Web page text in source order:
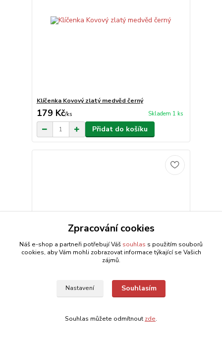
Klíčenka Kovový zlatý medvěd černý
179 Kč/ks Skladem 1 ks
Přidat do košíku
/ks Skladem 2 ks
Zpracování cookies
Náš e-shop a partneři potřebují Váš souhlas s použitím souborů
cookies, aby Vám mohli zobrazovat informace týkající se Vašich
zájmů.
Nastavení Souhlasím
Souhlas můžete odmítnout zde.